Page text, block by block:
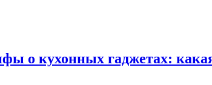
о кухонных гаджетах: